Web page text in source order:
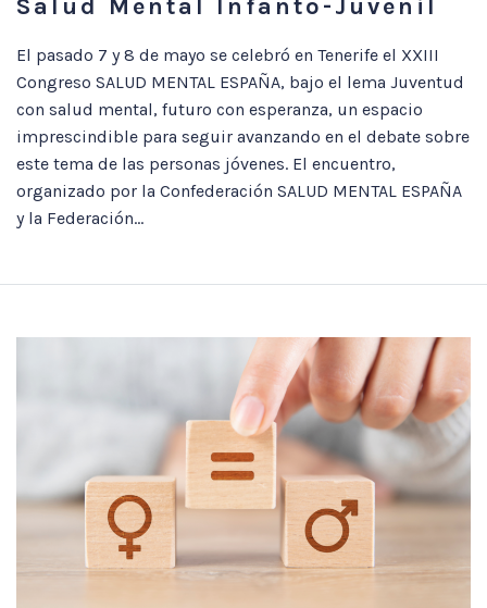
Salud Mental Infanto-Juvenil
El pasado 7 y 8 de mayo se celebró en Tenerife el XXIII
Congreso SALUD MENTAL ESPAÑA, bajo el lema Juventud
con salud mental, futuro con esperanza, un espacio
imprescindible para seguir avanzando en el debate sobre
este tema de las personas jóvenes. El encuentro,
organizado por la Confederación SALUD MENTAL ESPAÑA
y la Federación...